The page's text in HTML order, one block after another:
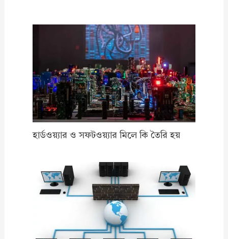
হার্ডওয়্যার ও সফটওয়্যার মিলে কি তৈরি হয়